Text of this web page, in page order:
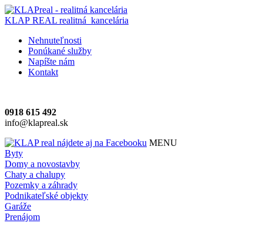
KLAP REAL realitná kancelária
Nehnuteľnosti
Ponúkané služby
Napíšte nám
Kontakt
0918 615 492
info@klapreal.sk
MENU
Byty
Domy a novostavby
Chaty a chalupy
Pozemky a záhrady
Podnikateľské objekty
Garáže
Prenájom